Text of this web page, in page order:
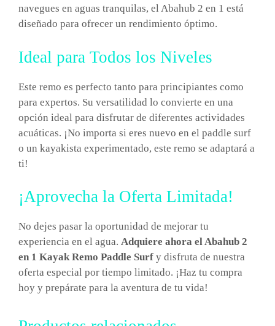
navegues en aguas tranquilas, el Abahub 2 en 1 está
diseñado para ofrecer un rendimiento óptimo.
Ideal para Todos los Niveles
Este remo es perfecto tanto para principiantes como
para expertos. Su versatilidad lo convierte en una
opción ideal para disfrutar de diferentes actividades
acuáticas. ¡No importa si eres nuevo en el paddle surf
o un kayakista experimentado, este remo se adaptará a
ti!
¡Aprovecha la Oferta Limitada!
No dejes pasar la oportunidad de mejorar tu
experiencia en el agua. Adquiere ahora el Abahub 2
en 1 Kayak Remo Paddle Surf y disfruta de nuestra
oferta especial por tiempo limitado. ¡Haz tu compra
hoy y prepárate para la aventura de tu vida!